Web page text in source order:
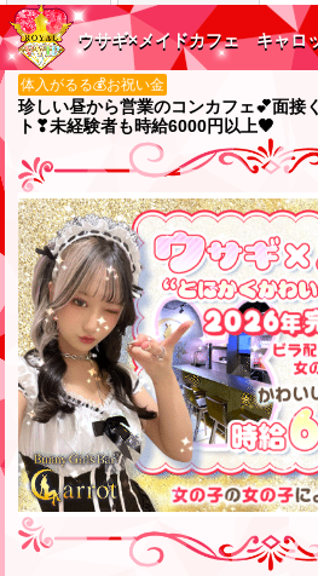
ウサギ×メイドカフェ キャロ
体入がるる💰お祝い金
珍しい昼から営業のコンカフェ💕面接
ト❣未経験者も時給6000円以上🖤